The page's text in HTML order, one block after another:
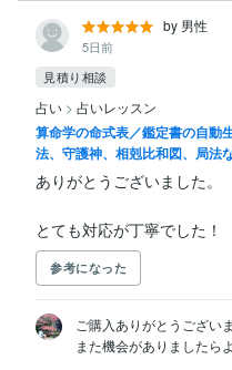
by 男性
5日前
見積り相談
占い > 占いレッスン
算命学の命式表／鑑定書の自動
法、守護神、相剋比和図、局法
ありがとうございました。
とても対応が丁寧でした！
参考になった
ご購入ありがとうございま
また機会がありましたら